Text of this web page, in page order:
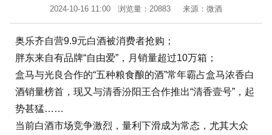
2024-10-16 11:00 浏览量：20883 来源：微酒
奥乐齐自营9.9元白酒被消费者抢购；
胖东来自有品牌“自由爱”，月销量超过10万箱；
盒马与光良合作的“五种粮食酿的酒”常年霸占盒马浓香白
酒销量榜首，现又与清香汾阳王合作推出“清香壹号”，起
势甚猛……
当前白酒市场竞争激烈，量利下滑成为常态，尤其大众